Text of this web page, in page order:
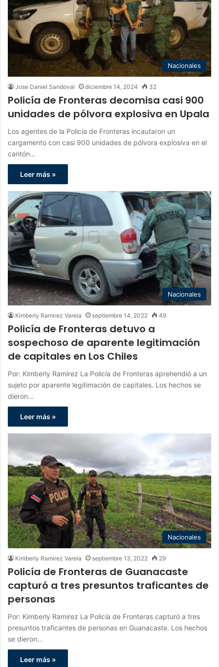
Nacionales
Jose Daniel Sandoval diciembre 14, 2024 32
Policía de Fronteras decomisa casi 900
unidades de pólvora explosiva en Upala
Los agentes de la Policía de Fronteras incautaron un
cargamento con casi 900 unidades de pólvora explosiva en el
cantón…
Leer más »
Nacionales
Kimberly Ramirez Varela septiembre 14, 2022 49
Policía de Fronteras detuvo a
sospechoso de aparente legitimación
de capitales en Los Chiles
Por: Kimberly Ramírez La Policía de Fronteras aprehendió a un
sujeto por aparente legitimación de capitales. Los hechos se
dieron…
Leer más »
Nacionales
Kimberly Ramirez Varela septiembre 13, 2022 29
Policía de Fronteras de Guanacaste
capturó a tres presuntos traficantes de
personas
Por: Kimberly Ramirez La Policía de Fronteras capturó a tres
presuntos traficantes de personas en Guanacaste. Los hechos
se dieron…
Leer más »